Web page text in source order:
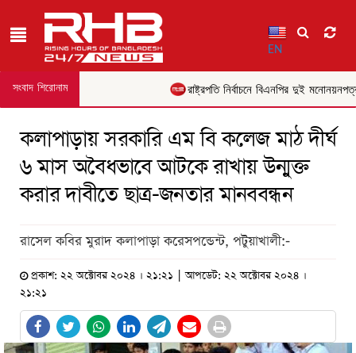
EN
সংবাদ শিরোনাম রাষ্ট্রপতি নির্বাচনে বিএনপির দুই
কলাপাড়ায় সরকারি এম বি কলেজ মাঠ দীর্ঘ
৬ মাস অবৈধভাবে আটকে রাখায় উন্মুক্ত
করার দাবীতে ছাত্র-জনতার মানববন্ধন
রাসেল কবির মুরাদ কলাপাড়া করেসপন্ডেন্ট, পটুয়াখালী:-
প্রকাশ: ২২ অক্টোবর ২০২৪ । ২১:২১ | আপডেট: ২২ অক্টোবর ২০২৪ ।
২১:২১